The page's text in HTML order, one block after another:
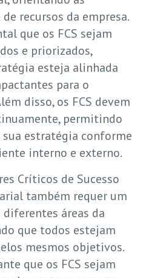
recursos da empresa.
que os FCS sejam
e priorizados,
esteja alinhada
para o
disso, os FCS devem
permitindo
estratégia conforme
interno e externo.
Críticos de Sucesso
também requer um
áreas da
que todos estejam
mesmos objetivos.
que os FCS sejam